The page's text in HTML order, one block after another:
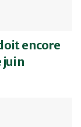
encore
juin